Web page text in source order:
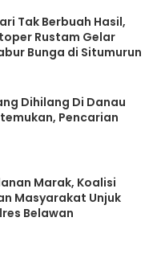
Tak Berbuah Hasil,
Rustam Gelar
Bunga di Situmurun
Dihilang Di Danau
Pencarian
Marak, Koalisi
Masyarakat Unjuk
Belawan